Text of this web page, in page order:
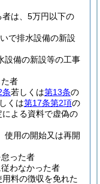
は、5万円以下の
で排水設備の新設
設備の新設等の工事
者
条若しくは第13条の
くは第17条第2項の
による資料で虚偽の
使用の開始又は再開
った者
わなかった者
料の徴収を免れた